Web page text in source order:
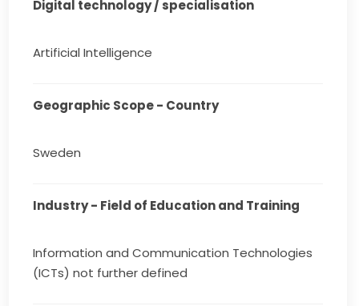
Digital technology / specialisation
Artificial Intelligence
Geographic Scope - Country
Sweden
Industry - Field of Education and Training
Information and Communication Technologies
(ICTs) not further defined